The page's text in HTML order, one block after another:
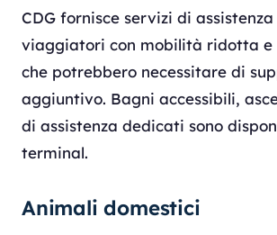
CDG fornisce servizi di
viaggiatori con mobilità ridotta e
che potrebbero necessitare di
aggiuntivo. Bagni accessibili,
di assistenza dedicati sono
terminal.
Animali domestici